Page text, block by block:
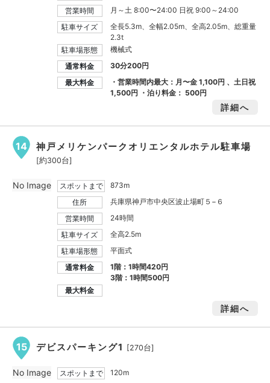
営業時間
月～土 8:00〜24:00 日祝 9:00～24:00
駐車サイズ
全長5.3m、全幅2.05m、全高2.05m、総重量
2.3t
駐車場形態
機械式
通常料金
30分200円
最大料金
・営業時間内最大：月〜金1,100円 、土日祝
1,500円 ・泊り料金： 500円
詳細へ
14 神戸メリケンパークオリエンタルホテル駐車場
[約300台]
スポットまで
873m
住所
兵庫県神戸市中央区波止場町５−６
営業時間
24時間
駐車サイズ
全高2.5m
駐車場形態
平面式
通常料金
1階：1時間420円
3階：1時間500円
最大料金
詳細へ
No Image
15 デビスパーキング1 [270台]
スポットまで
120m
No Image